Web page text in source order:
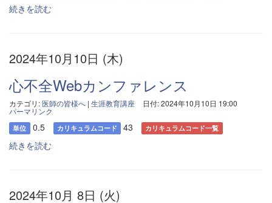
続きを読む
2024年10月10日 (木)
心不全Webカンファレンス
カテゴリ:医師の皆様へ | 生涯教育講座 日付: 2024年10月10日 19:00
パーマリンク
単位 0.5 カリキュラムコード 43 カリキュラムコード一覧
続きを読む
2024年10月 8日 (火)